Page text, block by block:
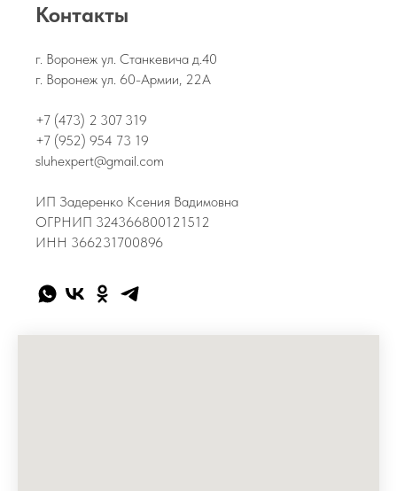
Контакты
г. Воронеж ул. Станкевича д.40
г. Воронеж ул. 60-Армии, 22А
+7 (473) 2 307 319
+7 (952) 954 73 19
sluhexpert@gmail.com
ИП Задеренко Ксения Вадимовна
ОГРНИП 324366800121512
ИНН 366231700896